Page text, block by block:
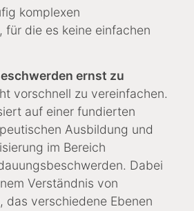
komplexen
für die es keine einfachen
ernst zu
vorschnell zu vereinfachen.
auf einer fundierten
Ausbildung und
im Bereich
Dabei
Verständnis von
das verschiedene Ebenen